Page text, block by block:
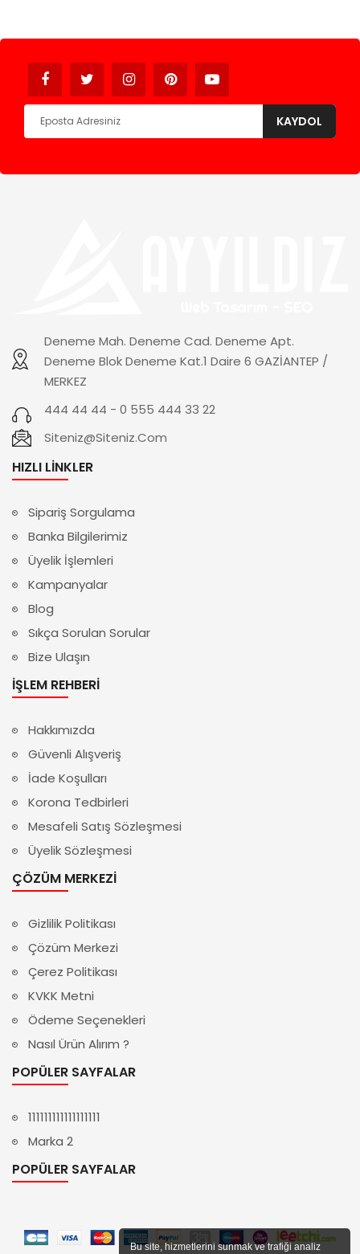
Bu site, hizmetlerini sunmak ve trafiği analiz
KAYDOL
Deneme Mah. Deneme Cad. Deneme Apt.
Deneme Blok Deneme Kat.1 Daire 6 GAZİANTEP /
MERKEZ
444 44 44 - 0 555 444 33 22
Siteniz@siteniz.com
HIZLI LINKLER
Sipariş Sorgulama
Banka Bilgilerimiz
Üyelik İşlemleri
Kampanyalar
Blog
Sıkça Sorulan Sorular
Bize Ulaşın
İŞLEM REHBERI
Hakkımızda
Güvenli Alışveriş
İade Koşulları
Korona Tedbirleri
Mesafeli Satış Sözleşmesi
Üyelik Sözleşmesi
ÇÖZÜM MERKEZI
Gizlilik Politikası
Çözüm Merkezi
Çerez Politikası
KVKK Metni
Ödeme Seçenekleri
Nasıl Ürün Alırım ?
POPÜLER SAYFALAR
111111111111111111
Marka 2
POPÜLER SAYFALAR